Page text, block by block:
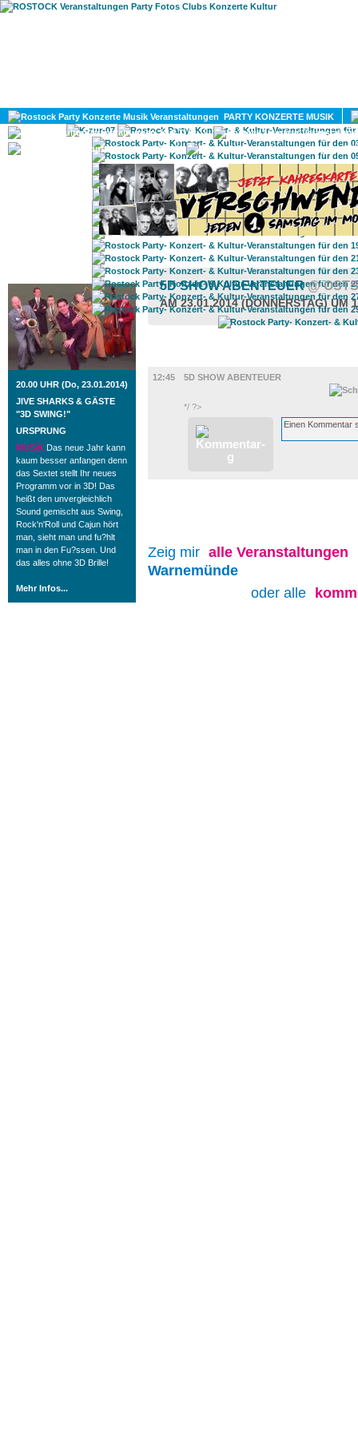
PARTY KONZERTE MUSIK
KULTUR
GAY
ROSTOCK TAGESTIPP
20.00 UHR (Do, 23.01.2014)
JIVE SHARKS & GÄSTE
"3D SWING!"
URSPRUNG
MUSIK Das neue Jahr kann
kaum besser anfangen denn
das Sextet stellt Ihr neues
Programm vor in 3D! Das
heißt den unvergleichlich
Sound gemischt aus Swing,
Rock'n'Roll und Cajun hört
man, sieht man und fu?hlt
man in den Fu?ssen. Und
das alles ohne 3D Brille!
Mehr Infos...
5D SHOW ABENTEUER@
AM 23.01.2014 (DONNERSTAG) UM
12:45
5D SHOW ABENTEUER
*/ ?>
Zeig mir alle Veranstaltungen
Warnemünde
oder alle